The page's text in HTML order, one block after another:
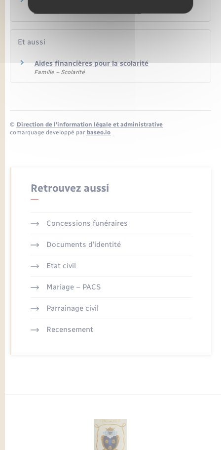
Et aussi
Aides financières pour la scolarité
Famille – Scolarité
© Direction de l’information légale et administrative
comarquage developpé par baseo.io
Retrouvez aussi
Concessions funéraires
Documents d’identité
Etat civil
Mariage – PACS
Parrainage civil
Recensement